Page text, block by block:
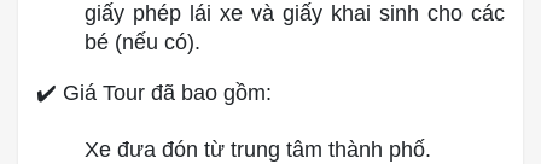
giấy phép lái xe và giấy khai sinh cho các
bé (nếu có).
✔️ Giá Tour đã bao gồm:
Xe đưa đón từ trung tâm thành phố.